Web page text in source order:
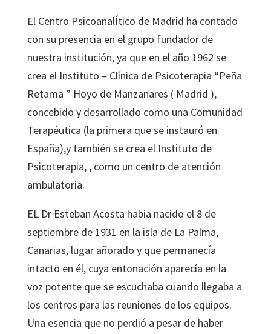
El Centro PsicoanalÍtico de Madrid ha contado
con su presencia en el grupo fundador de
nuestra institución, ya que en el año 1962 se
crea el Instituto – Clínica de Psicoterapia “Peña
Retama ” Hoyo de Manzanares ( Madrid ),
concebido y desarrollado como una Comunidad
Terapéutica (la primera que se instauró en
España),y también se crea el Instituto de
Psicoterapia, , como un centro de atención
ambulatoria.
EL Dr Esteban Acosta habia nacido el 8 de
septiembre de 1931 en la isla de La Palma,
Canarias, lugar añorado y que permanecía
intacto en él, cuya entonación aparecía en la
voz potente que se escuchaba cuando llegaba a
los centros para las reuniones de los equipos.
Una esencia que no perdió a pesar de haber